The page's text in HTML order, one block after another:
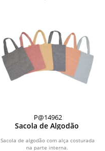
P@14962
Sacola de Algodão
Sacola de algodão com alça costurada
na parte interna.